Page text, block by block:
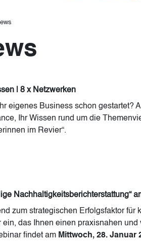
| 8 x Netzwerken
eigenes Business schon
Ihr Wissen rund um die
im Revier“.
Nachhaltigkeitsberichterstattung“
zum strategischen Erfolgsfaktor
das Ihnen einen praxisnahen
findet am Mittwoch, 28. Januar